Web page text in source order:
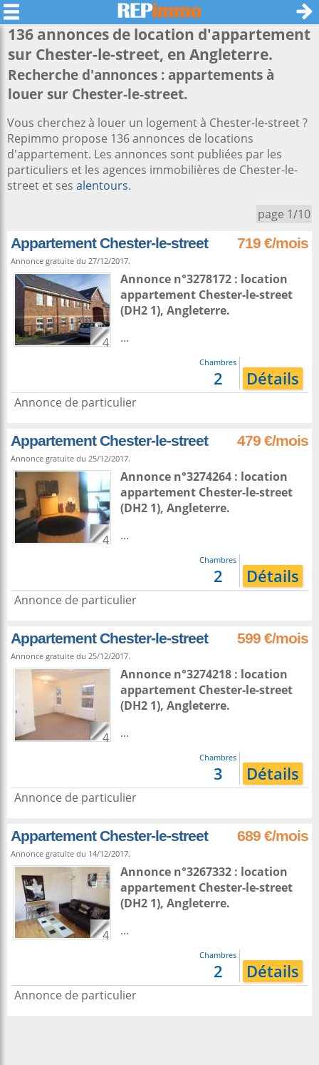
136 annonces de location d'appartement
sur Chester-le-street, en Angleterre.
Recherche d'annonces : appartements à
louer sur Chester-le-street.
Vous cherchez à louer un logement à Chester-le-street ?
Repimmo propose 136 annonces de locations
d'appartement. Les annonces sont publiées par les
particuliers et les agences immobilières de Chester-le-
street et ses alentours.
page 1/10
Appartement Chester-le-street 719 €/mois
Annonce gratuite du 27/12/2017.
4
Annonce n°3278172 : location
appartement Chester-le-street
(DH2 1), Angleterre.
...
Chambres
2 Détails
Annonce de particulier
Appartement Chester-le-street 479 €/mois
Annonce gratuite du 25/12/2017.
4
Annonce n°3274264 : location
appartement Chester-le-street
(DH2 1), Angleterre.
...
Chambres
2 Détails
Annonce de particulier
Appartement Chester-le-street 599 €/mois
Annonce gratuite du 25/12/2017.
4
Annonce n°3274218 : location
appartement Chester-le-street
(DH2 1), Angleterre.
...
Chambres
3 Détails
Annonce de particulier
Appartement Chester-le-street 689 €/mois
Annonce gratuite du 14/12/2017.
4
Annonce n°3267332 : location
appartement Chester-le-street
(DH2 1), Angleterre.
...
Chambres
2 Détails
Annonce de particulier